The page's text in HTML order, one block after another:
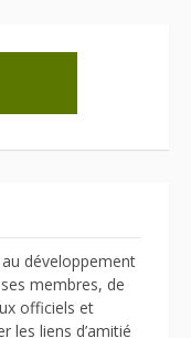
au développement
membres, de
officiels et
les liens d’amitié